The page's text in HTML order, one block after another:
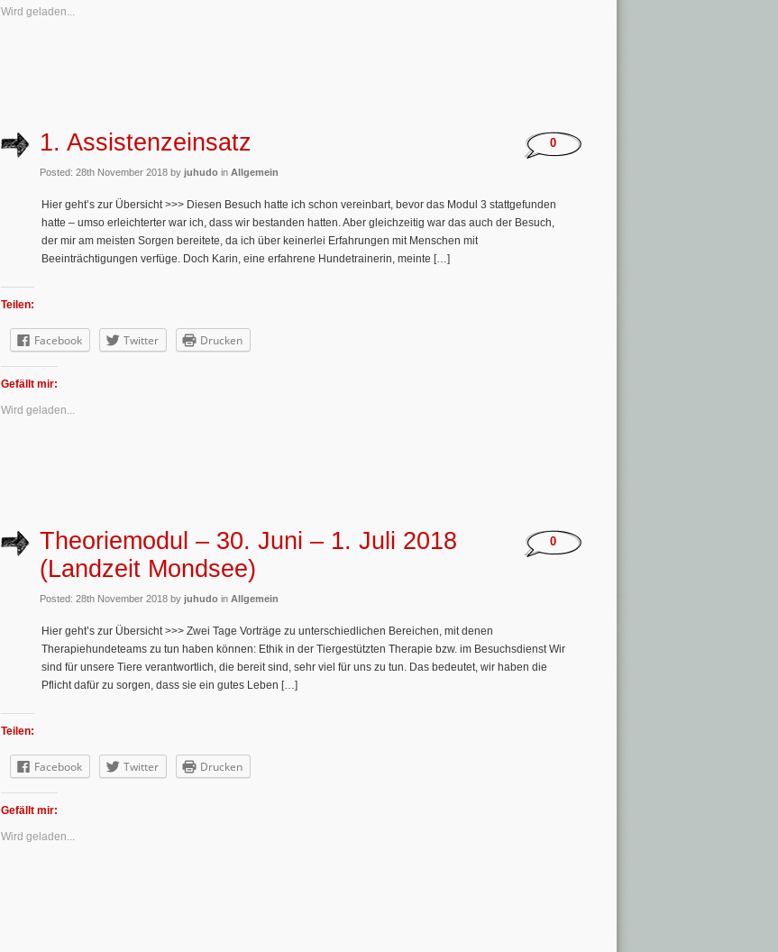
Wird geladen...
1. Assistenzeinsatz
Posted: 28th November 2018 by juhudo in Allgemein
0
Hier geht’s zur Übersicht >>> Diesen Besuch hatte ich schon vereinbart, bevor das Modul 3 stattgefunden
hatte – umso erleichterter war ich, dass wir bestanden hatten. Aber gleichzeitig war das auch der Besuch,
der mir am meisten Sorgen bereitete, da ich über keinerlei Erfahrungen mit Menschen mit
Beeinträchtigungen verfüge. Doch Karin, eine erfahrene Hundetrainerin, meinte […]
Teilen:
Facebook Twitter Drucken
Gefällt mir:
Wird geladen...
Theoriemodul – 30. Juni – 1. Juli 2018
(Landzeit Mondsee)
Posted: 28th November 2018 by juhudo in Allgemein
0
Hier geht’s zur Übersicht >>> Zwei Tage Vorträge zu unterschiedlichen Bereichen, mit denen
Therapiehundeteams zu tun haben können: Ethik in der Tiergestützten Therapie bzw. im Besuchsdienst Wir
sind für unsere Tiere verantwortlich, die bereit sind, sehr viel für uns zu tun. Das bedeutet, wir haben die
Pflicht dafür zu sorgen, dass sie ein gutes Leben […]
Teilen:
Facebook Twitter Drucken
Gefällt mir:
Wird geladen...